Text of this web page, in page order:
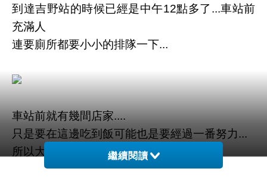
到達吉野站的時候已經是中午12點多了...車站前
充滿人
連要廁所都要小小的排隊一下...
車站前就有幾間店家....
只是要在這邊吃到飯可能也是要經過一番努力...
所以大家還是要保持耐心啦...
繼續閱讀